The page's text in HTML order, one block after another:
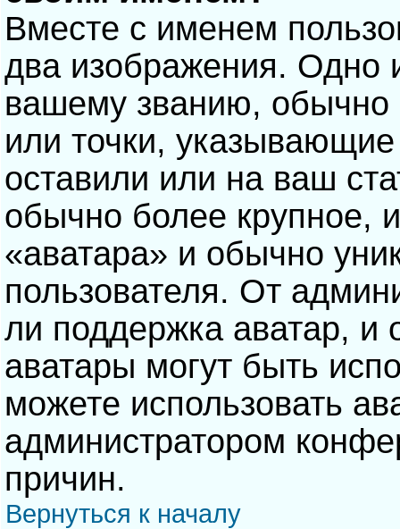
Вместе с именем
два изображения. Одно
вашему званию, обычно
или точки,
оставили или на ваш
обычно более крупное,
«аватара» и обычно
пользователя. От
ли поддержка аватар, и
аватары могут быть
можете использовать
администратором
причин.
Вернуться к началу